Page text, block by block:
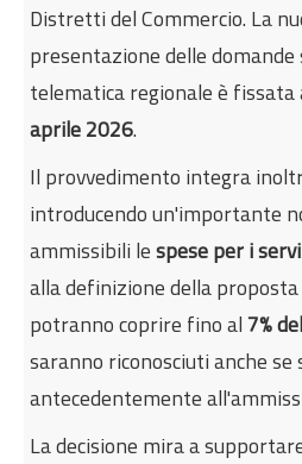
Distretti del Commercio. La
presentazione delle
telematica regionale è
aprile 2026.
Il provvedimento integra
introducendo un'importante
ammissibili lespese per i
alla definizione della
potranno coprire fino al 7%
saranno riconosciuti anche
antecedentemente
La decisione mira a